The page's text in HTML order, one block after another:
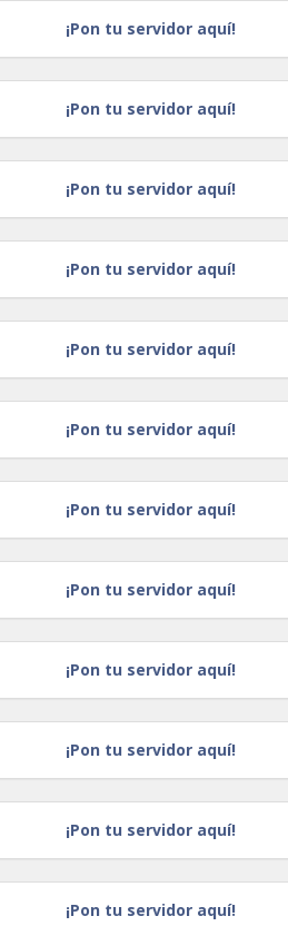
¡Pon tu servidor aquí!
¡Pon tu servidor aquí!
¡Pon tu servidor aquí!
¡Pon tu servidor aquí!
¡Pon tu servidor aquí!
¡Pon tu servidor aquí!
¡Pon tu servidor aquí!
¡Pon tu servidor aquí!
¡Pon tu servidor aquí!
¡Pon tu servidor aquí!
¡Pon tu servidor aquí!
¡Pon tu servidor aquí!